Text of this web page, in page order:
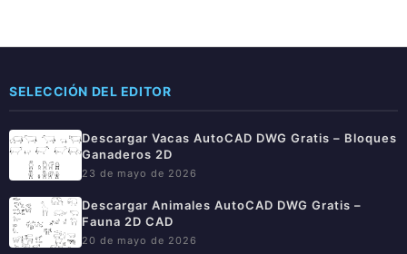
SELECCIÓN DEL EDITOR
Descargar Vacas AutoCAD DWG Gratis – Bloques
Ganaderos 2D
23 de mayo de 2026
Descargar Animales AutoCAD DWG Gratis –
Fauna 2D CAD
20 de mayo de 2026